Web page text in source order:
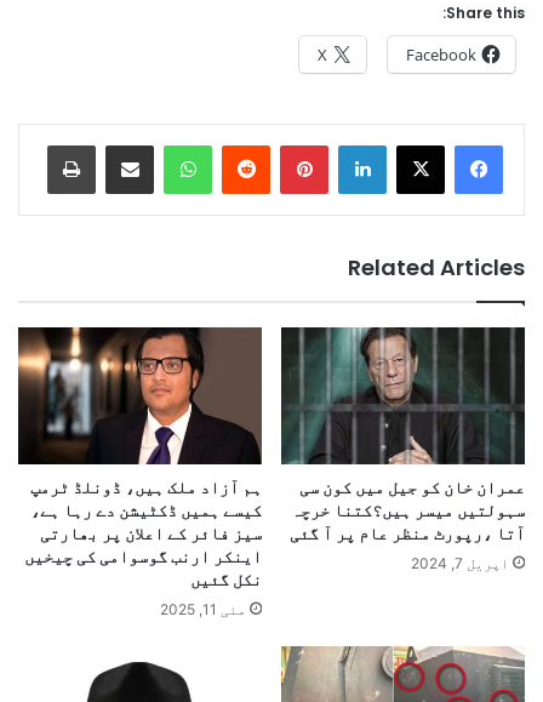
Share this:
Facebook
X
Related Articles
عمران خان کو جیل میں کون سی
سہولتیں میسر ہیں؟کتنا خرچہ
آتا ،رپورٹ منظر عام پر آ گئی
اپریل 7, 2024
ہم آزاد ملک ہیں، ڈونلڈ ٹرمپ
کیسے ہمیں ڈکٹیشن دے رہا ہے،
سیز فائر کے اعلان پر بھارتی
اینکر ارنب گوسوامی کی چیخیں
نکل گئیں
مئی 11, 2025